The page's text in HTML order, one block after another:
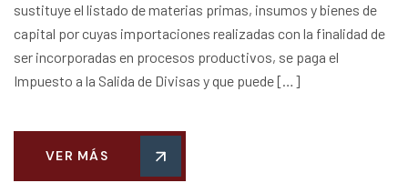
sustituye el listado de materias primas, insumos y bienes de
capital por cuyas importaciones realizadas con la finalidad de
ser incorporadas en procesos productivos, se paga el
Impuesto a la Salida de Divisas y que puede […]
VER MÁS